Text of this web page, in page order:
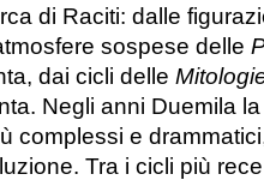
di Raciti: dalle
sospese delle
dai cicli delle
Negli anni Duemila
complessi e
Tra i cicli più